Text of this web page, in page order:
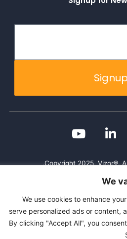
We use cookies to enhance
serve personalized ads or
By clicking "Accept All", you
Copyright 2025,